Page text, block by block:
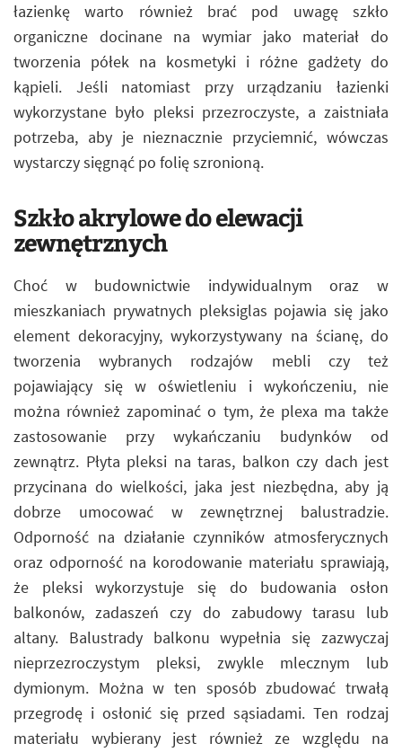
łazienkę warto również brać pod uwagę szkło
organiczne docinane na wymiar jako materiał do
tworzenia półek na kosmetyki i różne gadżety do
kąpieli. Jeśli natomiast przy urządzaniu łazienki
wykorzystane było pleksi przezroczyste, a zaistniała
potrzeba, aby je nieznacznie przyciemnić, wówczas
wystarczy sięgnąć po folię szronioną.
Szkło akrylowe do elewacji
zewnętrznych
Choć w budownictwie indywidualnym oraz w
mieszkaniach prywatnych pleksiglas pojawia się jako
element dekoracyjny, wykorzystywany na ścianę, do
tworzenia wybranych rodzajów mebli czy też
pojawiający się w oświetleniu i wykończeniu, nie
można również zapominać o tym, że plexa ma także
zastosowanie przy wykańczaniu budynków od
zewnątrz. Płyta pleksi na taras, balkon czy dach jest
przycinana do wielkości, jaka jest niezbędna, aby ją
dobrze umocować w zewnętrznej balustradzie.
Odporność na działanie czynników atmosferycznych
oraz odporność na korodowanie materiału sprawiają,
że pleksi wykorzystuje się do budowania osłon
balkonów, zadaszeń czy do zabudowy tarasu lub
altany. Balustrady balkonu wypełnia się zazwyczaj
nieprzezroczystym pleksi, zwykle mlecznym lub
dymionym. Można w ten sposób zbudować trwałą
przegrodę i osłonić się przed sąsiadami. Ten rodzaj
materiału wybierany jest również ze względu na